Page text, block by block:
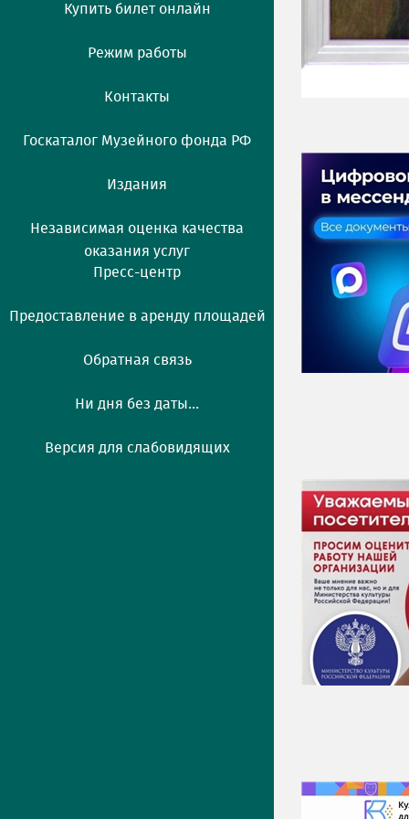
Купить билет онлайн
Режим работы
Контакты
Госкаталог Музейного фонда РФ
Издания
Независимая оценка качества
оказания услуг
Пресс-центр
Предоставление в аренду площадей
Обратная связь
Ни дня без даты...
Версия для слабовидящих